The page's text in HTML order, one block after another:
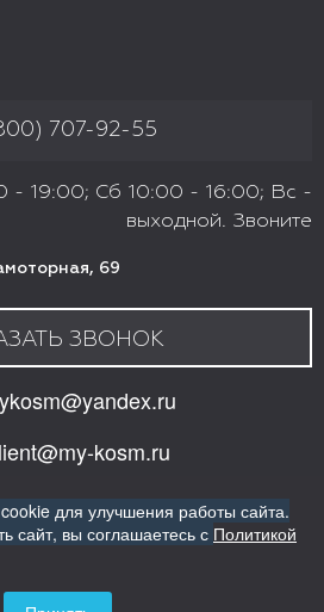
707-92-55
- 19:00; Сб 10:00 - 16:00; Вс -
выходной. Звоните
69
ЗВОНОК
kosm.ru
СЕТЯХ:
VK
КОСМЕТИКИ
Все права защищены
для улучшения работы сайта.
сайт, вы соглашаетесь с Политикой